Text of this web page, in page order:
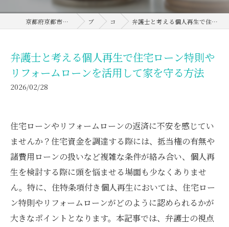
京都府京都市の弁護士なら中島宏樹法律事務所 ブログ コラム 弁護士と考える個人再生で住宅ローン特則やリフォームローンを活用して家を守る方法
弁護士と考える個人再生で住宅ローン特則や
リフォームローンを活用して家を守る方法
2026/02/28
住宅ローンやリフォームローンの返済に不安を感じてい
ませんか？住宅資金を調達する際には、抵当権の有無や
諸費用ローンの扱いなど複雑な条件が絡み合い、個人再
生を検討する際に頭を悩ませる場面も少なくありませ
ん。特に、住特条項付き個人再生においては、住宅ロー
ン特則やリフォームローンがどのように認められるかが
大きなポイントとなります。本記事では、弁護士の視点